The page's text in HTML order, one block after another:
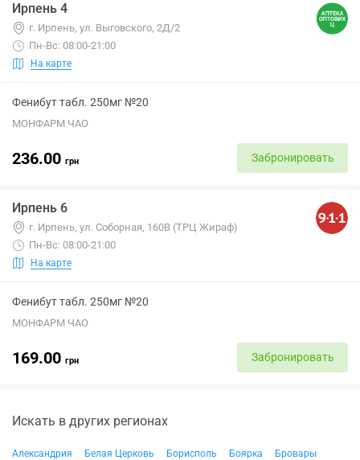
Ирпень 4
г. Ирпень, ул. Выговского, 2Д/2
Пн-Вс: 08:00-21:00
На карте
Фенибут табл. 250мг №20
МОНФАРМ ЧАО
236.00 грн Забронировать
Ирпень 6
г. Ирпень, ул. Соборная, 160В (ТРЦ Жираф)
Пн-Вс: 08:00-21:00
На карте
Фенибут табл. 250мг №20
МОНФАРМ ЧАО
169.00 грн Забронировать
Искать в других регионах
Александрия Белая Церковь Борисполь Боярка
Бровары